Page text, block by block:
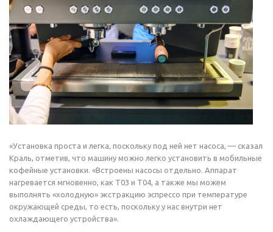
«Установка проста и легка, поскольку под ней нет насоса, — сказал
Краль, отметив, что машину можно легко установить в мобильные
кофейные установки. «Встроены насосы отдельно. Аппарат
нагревается мгновенно, как T03 и T04, а также мы можем
выполнять «холодную» экстракцию эспрессо при температуре
окружающей среды, то есть, поскольку у нас внутри нет
охлаждающего устройства».